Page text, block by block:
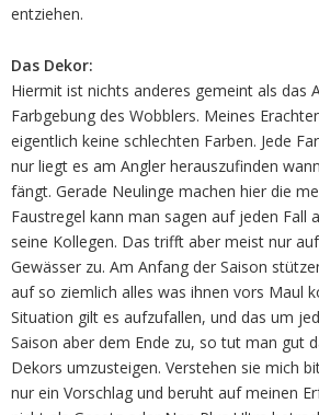
entziehen.
Das Dekor:
Hiermit ist nichts anderes gemeint als das
Farbgebung des Wobblers. Meines
eigentlich keine schlechten Farben. Jede
nur liegt es am Angler herauszufinden
fängt. Gerade Neulinge machen hier die
Faustregel kann man sagen auf jeden Fall
seine Kollegen. Das trifft aber meist nur
Gewässer zu. Am Anfang der Saison
auf so ziemlich alles was ihnen vors Maul
Situation gilt es aufzufallen, und das um
Saison aber dem Ende zu, so tut man gut
Dekors umzusteigen. Verstehen sie mich
nur ein Vorschlag und beruht auf meinen